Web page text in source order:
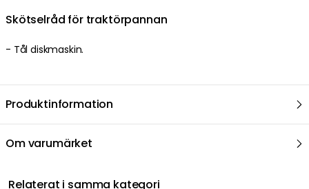
Skötselråd för traktörpannan
- Tål diskmaskin.
Produktinformation
Om varumärket
Relaterat i samma kategori